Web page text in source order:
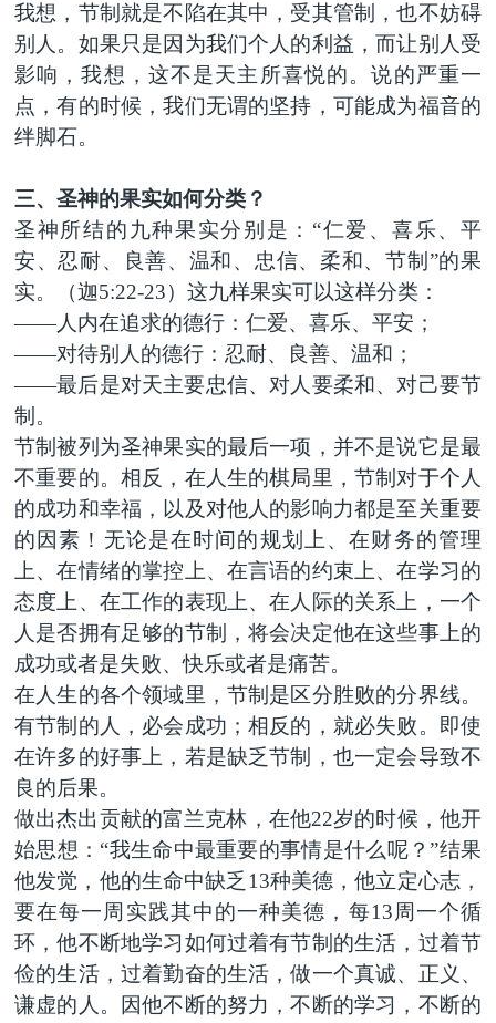
我想，节制就是不陷在其中，受其管制，也不妨碍
别人。如果只是因为我们个人的利益，而让别人受
影响，我想，这不是天主所喜悦的。说的严重一
点，有的时候，我们无谓的坚持，可能成为福音的
绊脚石。
三、圣神的果实如何分类？
圣神所结的九种果实分别是：“仁爱、喜乐、平
安、忍耐、良善、温和、忠信、柔和、节制”的果
实。（迦5:22-23）这九样果实可以这样分类：
——人内在追求的德行：仁爱、喜乐、平安；
——对待别人的德行：忍耐、良善、温和；
——最后是对天主要忠信、对人要柔和、对己要节
制。
节制被列为圣神果实的最后一项，并不是说它是最
不重要的。相反，在人生的棋局里，节制对于个人
的成功和幸福，以及对他人的影响力都是至关重要
的因素！无论是在时间的规划上、在财务的管理
上、在情绪的掌控上、在言语的约束上、在学习的
态度上、在工作的表现上、在人际的关系上，一个
人是否拥有足够的节制，将会决定他在这些事上的
成功或者是失败、快乐或者是痛苦。
在人生的各个领域里，节制是区分胜败的分界线。
有节制的人，必会成功；相反的，就必失败。即使
在许多的好事上，若是缺乏节制，也一定会导致不
良的后果。
做出杰出贡献的富兰克林，在他22岁的时候，他开
始思想：“我生命中最重要的事情是什么呢？”结果
他发觉，他的生命中缺乏13种美德，他立定心志，
要在每一周实践其中的一种美德，每13周一个循
环，他不断地学习如何过着有节制的生活，过着节
俭的生活，过着勤奋的生活，做一个真诚、正义、
谦虚的人。因他不断的努力，不断的学习，不断的